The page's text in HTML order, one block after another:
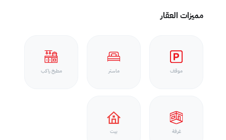
مميزات العقار
موقف ماستر مطبخ راكب
غرفة بيت